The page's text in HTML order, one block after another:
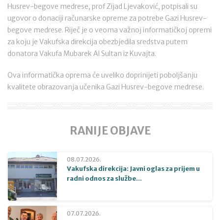
Husrev-begove medrese, prof Zijad Ljevaković, potpisali su
ugovor o donaciji računarske opreme za potrebe Gazi Husrev-
begove medrese. Riječ je o veoma važnoj informatičkoj opremi
za koju je Vakufska direkcija obezbjedila sredstva putem
donatora Vakufa Mubarek Al Sultan iz Kuvajta.
Ova informatička oprema će uveliko doprinijeti poboljšanju
kvalitete obrazovanja učenika Gazi Husrev-begove medrese.
RANIJE OBJAVE
08.07.2026.
Vakufska direkcija: Javni oglas za prijem u
radni odnos za službe...
07.07.2026.